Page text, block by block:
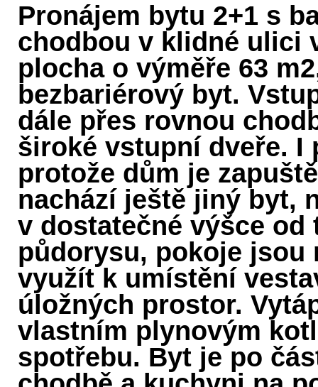
Pronájem bytu 2+1 s
chodbou v klidné ulici
plocha o výměře 63
bezbariérový byt.
dále přes rovnou
široké vstupní dveře. I
protože dům je
nachází ještě jiný byt,
v dostatečné výšce
půdorysu, pokoje jsou
využít k umístění
úložných prostor.
vlastním plynovým
spotřebu. Byt je po